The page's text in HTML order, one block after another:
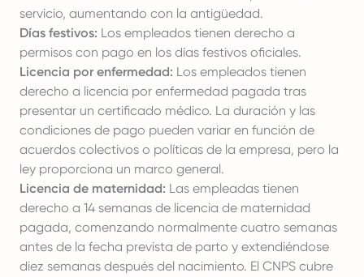
servicio, aumentando con la antigüedad.
Días festivos: Los empleados tienen derecho a
permisos con pago en los días festivos oficiales.
Licencia por enfermedad: Los empleados tienen
derecho a licencia por enfermedad pagada tras
presentar un certificado médico. La duración y las
condiciones de pago pueden variar en función de
acuerdos colectivos o políticas de la empresa, pero la
ley proporciona un marco general.
Licencia de maternidad: Las empleadas tienen
derecho a 14 semanas de licencia de maternidad
pagada, comenzando normalmente cuatro semanas
antes de la fecha prevista de parto y extendiéndose
diez semanas después del nacimiento. El CNPS cubre